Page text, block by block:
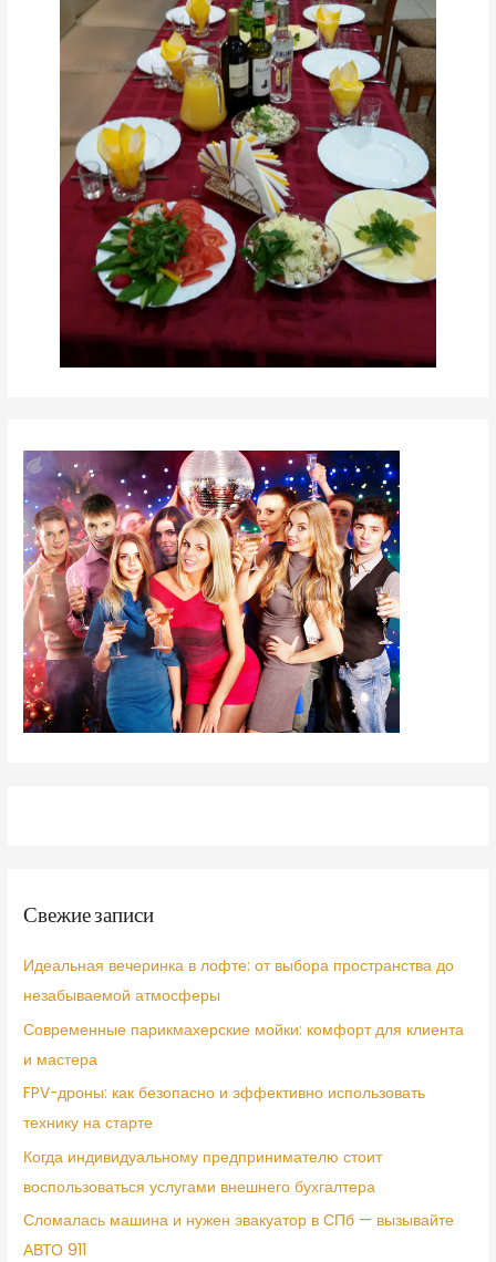
Свежие записи
Идеальная вечеринка в лофте: от выбора пространства до
незабываемой атмосферы
Современные парикмахерские мойки: комфорт для клиента
и мастера
FPV-дроны: как безопасно и эффективно использовать
технику на старте
Когда индивидуальному предпринимателю стоит
воспользоваться услугами внешнего бухгалтера
Сломалась машина и нужен эвакуатор в СПб — вызывайте
АВТО 911